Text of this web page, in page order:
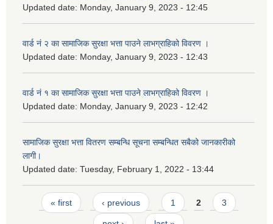
Updated date: Monday, January 9, 2023 - 12:45
वार्ड नं २ का सामाजिक सुरक्षा भत्ता पाउने लाभग्राहिको विवरण ।
Updated date: Monday, January 9, 2023 - 12:43
वार्ड नं १ का सामाजिक सुरक्षा भत्ता पाउने लाभग्राहिको विवरण ।
Updated date: Monday, January 9, 2023 - 12:42
सामाजिक सुरक्षा भत्ता वितरण सम्बन्धि सूचना सम्बन्धित सबैको जानकारीको
लागी।
Updated date: Tuesday, February 1, 2022 - 13:44
Pages
« first ‹ previous 1 2 3